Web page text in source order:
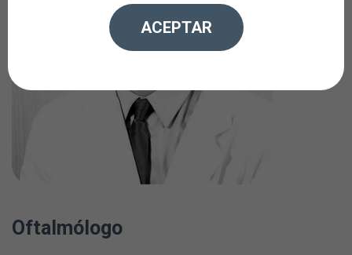
Oftalmólogo
ACEPTAR